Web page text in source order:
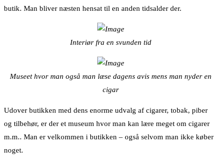
butik. Man bliver næsten hensat til en anden tidsalder der.
Interiør fra en svunden tid
Museet hvor man også man læse dagens avis mens man nyder en
cigar
Udover butikken med dens enorme udvalg af cigarer, tobak, piber
og tilbehør, er der et museum hvor man kan lære meget om cigarer
m.m.. Man er velkommen i butikken – også selvom man ikke køber
noget.